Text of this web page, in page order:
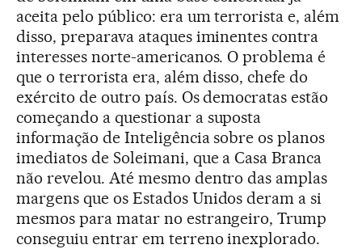
aceita pelo público: era um terrorista e, além
disso, preparava ataques iminentes contra
interesses norte-americanos. O problema é
que o terrorista era, além disso, chefe do
exército de outro país. Os democratas estão
começando a questionar a suposta
informação de Inteligência sobre os planos
imediatos de Soleimani, que a Casa Branca
não revelou. Até mesmo dentro das amplas
margens que os Estados Unidos deram a si
mesmos para matar no estrangeiro, Trump
conseguiu entrar em terreno inexplorado.